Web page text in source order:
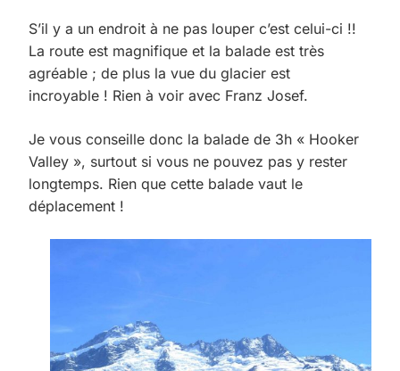
S’il y a un endroit à ne pas louper c’est celui-ci !!
La route est magnifique et la balade est très
agréable ; de plus la vue du glacier est
incroyable ! Rien à voir avec Franz Josef.
Je vous conseille donc la balade de 3h « Hooker
Valley », surtout si vous ne pouvez pas y rester
longtemps. Rien que cette balade vaut le
déplacement !